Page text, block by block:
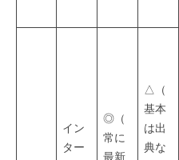
イン
ター
◎（
常に
最新
△（
基本
は出
典な